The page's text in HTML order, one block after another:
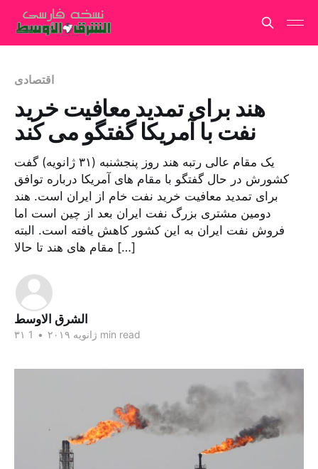
اقتصادی
هند برای تمدید معافیت خرید
نفت با آمریکا گفتگو می کند
یک مقام عالی رتبه هند روز پنجشنبه (۳۱ ژانویه) گفت
کشورش در حال گفتگو با مقام های آمریکا درباره توافق
برای تمدید معافیت خرید نفت خام از ایران است. هند
دومین مشتری بزرگ نفت ایران بعد از چین است اما
فروش نفت ایران به این کشور کاهش یافته است. البته
مقام های هند تا حالا […]
الشرق الاوسط
۳۱ ژانویه ۲۰۱۹ • 1 min read